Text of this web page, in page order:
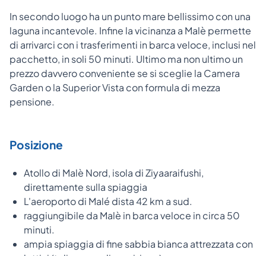
In secondo luogo ha un punto mare bellissimo con una
laguna incantevole. Infine la vicinanza a Malè permette
di arrivarci con i trasferimenti in barca veloce, inclusi nel
pacchetto, in soli 50 minuti. Ultimo ma non ultimo un
prezzo davvero conveniente se si sceglie la Camera
Garden o la Superior Vista con formula di mezza
pensione.
Posizione
Atollo di Malè Nord, isola di Ziyaaraifushi,
direttamente sulla spiaggia
L'aeroporto di Malé dista 42 km a sud.
raggiungibile da Malè in barca veloce in circa 50
minuti.
ampia spiaggia di fine sabbia bianca attrezzata con